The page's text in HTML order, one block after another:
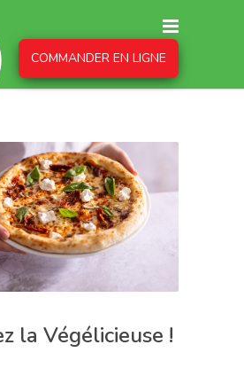
COMMANDER EN LIGNE
la Végélicieuse !